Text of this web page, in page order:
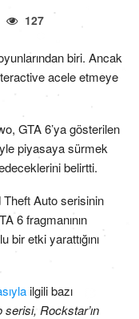
127
biri. Ancak
acele etmeye
GTA 6’ya gösterilen
piyasaya sürmek
belirtti.
Auto serisinin
6 fragmanının
bir etki yarattığını
ilgili bazı
Rockstar’ın